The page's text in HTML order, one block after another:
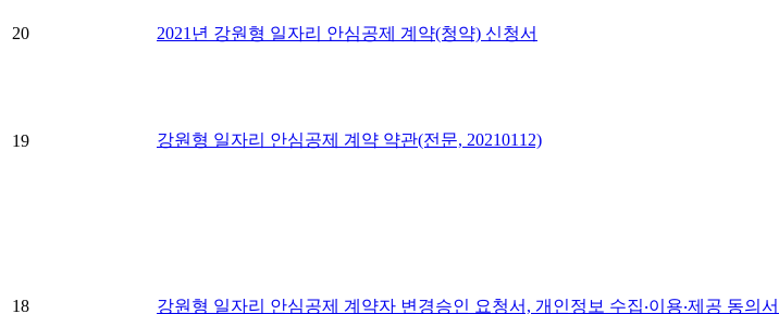
20 2021년 강원형 일자리 안심공제 계약(청약) 신청서
19 강원형 일자리 안심공제 계약 약관(전문, 20210112)
18 강원형 일자리 안심공제 계약자 변경승인 요청서, 개인정보 수집‧이용‧제공 동의서